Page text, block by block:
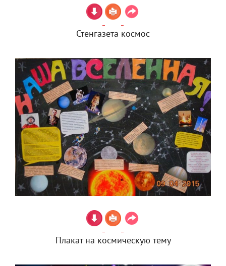
Стенгазета космос
Плакат на космическую тему